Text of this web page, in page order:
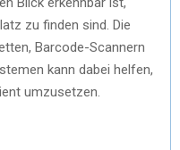
zu finden sind. Die
Barcode-Scannern
kann dabei helfen,
umzusetzen.